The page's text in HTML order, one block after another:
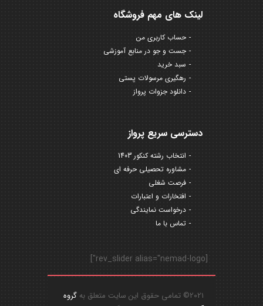
لینک های مهم فروشگاه
حساب کاربری من
جست و جو در منابع آموزشی
سبد خرید
رهگیری مرسولات پستی
دانلود جزوات پرواز
دسترسی سریع پرواز
انتخاب رشته کنکور 1403
مشاوره تحصیلی حرفه ای
فرصت شغلی
افتخارات و اعتبارات
درخواست نمایندگی
تماس با ما
[rev_slider alias="nemad-logo"]
2021© تمامی حقوق این سایت متعلق به
گروه